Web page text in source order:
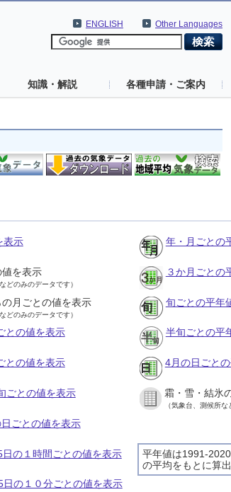
Other Languages
ENGLISH
知識・解説 各種申請・ご案内
表示 年・月ごとの
値を表示
どのみのデータです）
３か月ごとの
月ごとの値を表示
どのみのデータです）
旬ごとの平年
との値を表示 半旬ごとの平
との値を表示 4月の日ごと
ごとの値を表示 霜・雪・結氷
（気象台、測候所な
ごとの値を表示
平年値は1991-
の平均をもとに算
の１時間ごとの値を表示
日の１０分ごとの値を表示